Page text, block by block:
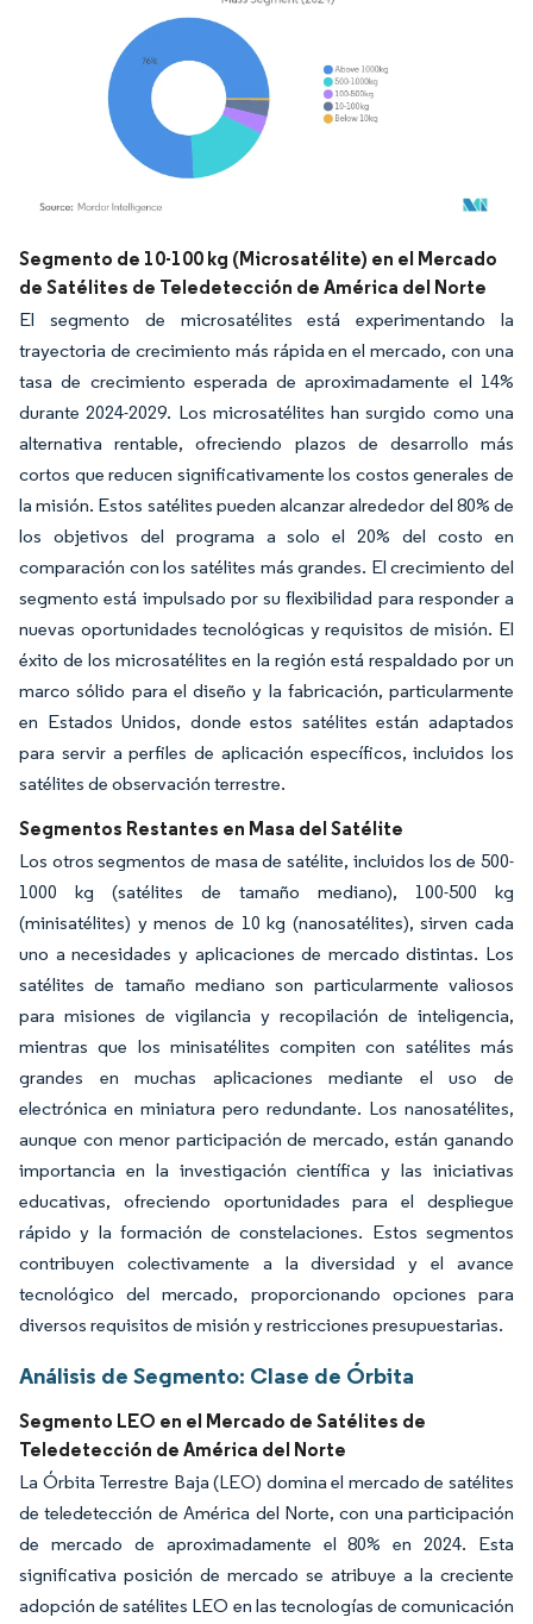
Imagen © Mordor Intelligence. El uso requiere atribución según CC BY 4.0.
Segmento de 10-100 kg (Microsatélite) en el Mercado
de Satélites de Teledetección de América del Norte
El segmento de microsatélites está experimentando la
trayectoria de crecimiento más rápida en el mercado, con una
tasa de crecimiento esperada de aproximadamente el 14%
durante 2024-2029. Los microsatélites han surgido como una
alternativa rentable, ofreciendo plazos de desarrollo más
cortos que reducen significativamente los costos generales de
la misión. Estos satélites pueden alcanzar alrededor del 80% de
los objetivos del programa a solo el 20% del costo en
comparación con los satélites más grandes. El crecimiento del
segmento está impulsado por su flexibilidad para responder a
nuevas oportunidades tecnológicas y requisitos de misión. El
éxito de los microsatélites en la región está respaldado por un
marco sólido para el diseño y la fabricación, particularmente
en Estados Unidos, donde estos satélites están adaptados
para servir a perfiles de aplicación específicos, incluidos los
satélites de observación terrestre.
Segmentos Restantes en Masa del Satélite
Los otros segmentos de masa de satélite, incluidos los de 500-
1000 kg (satélites de tamaño mediano), 100-500 kg
(minisatélites) y menos de 10 kg (nanosatélites), sirven cada
uno a necesidades y aplicaciones de mercado distintas. Los
satélites de tamaño mediano son particularmente valiosos
para misiones de vigilancia y recopilación de inteligencia,
mientras que los minisatélites compiten con satélites más
grandes en muchas aplicaciones mediante el uso de
electrónica en miniatura pero redundante. Los nanosatélites,
aunque con menor participación de mercado, están ganando
importancia en la investigación científica y las iniciativas
educativas, ofreciendo oportunidades para el despliegue
rápido y la formación de constelaciones. Estos segmentos
contribuyen colectivamente a la diversidad y el avance
tecnológico del mercado, proporcionando opciones para
diversos requisitos de misión y restricciones presupuestarias.
Análisis de Segmento: Clase de Órbita
Segmento LEO en el Mercado de Satélites de
Teledetección de América del Norte
La Órbita Terrestre Baja (LEO) domina el mercado de satélites
de teledetección de América del Norte, con una participación
de mercado de aproximadamente el 80% en 2024. Esta
significativa posición de mercado se atribuye a la creciente
adopción de satélites LEO en las tecnologías de comunicación